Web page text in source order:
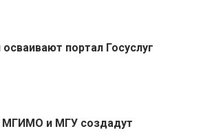
портал Госуслуг
и МГУ создадут